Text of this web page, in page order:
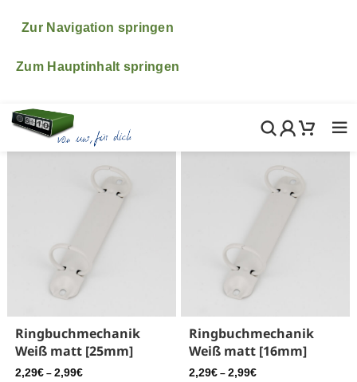
Zur Navigation springen
Zum Hauptinhalt springen
Urlaub sind. ♥ ♥ ♥ Natürlich freuen wir uns wenn du
kümmern uns dann ganz fix nach unserer Rückkehr um
Ringbuchmechanik
Weiß matt [25mm]
2,29€ – 2,99€
Ringbuchmechanik
Weiß matt [16mm]
2,29€ – 2,99€